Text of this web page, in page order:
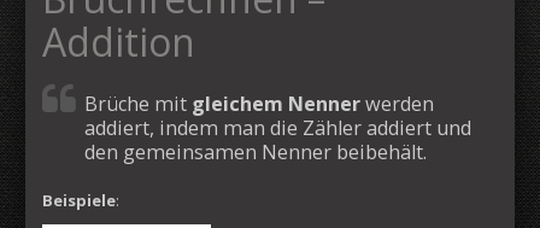
Addition
Brüche mit gleichem Nennerwerden
addiert, indem man die Zähler addiert und
den gemeinsamen Nenner beibehält.
Beispiele: